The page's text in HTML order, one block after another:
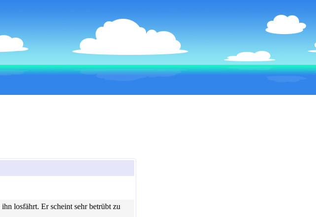
ihn losfährt. Er scheint sehr betrübt zu